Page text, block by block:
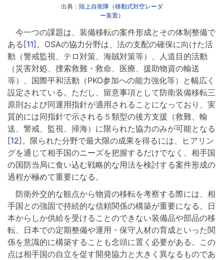
出典： 陸上自衛隊（移動式対空レーダ
ー装置）
今一つの課題は、装備移転の案件形成とその体制整備で
ある[11]。OSAの協力分野は、法の支配の確保に向けた活
動（警戒監視、テロ対策、海賊対策等）、人道目的活動
（災害対処、捜索救難・救命、医療、援助物資の輸送
等）、国際平和活動（PKO参加への能力強化等）と幅広く
設定されている。ただし、留意事項として防衛装備移転三
原則および同運用指針が適用されることになっており、実
質的には同指針で示される５類型の後方支援（救難、輸
送、警戒、監視、掃海）に限られた協力のみが可能となる
[12]。限られた分野で最大限の成果を得るには、ヒアリン
グを通じて相手国のニーズを把握するだけでなく、相手国
の国防当局に食い込む戦略的な用法を検討する案件形成の
過程が極めて重要になる。
防衛外交的な観点から物資の移転を考察する際には、相
手国との強固で持続的な信頼関係の構築が重要になる。日
本からしか供給を受けることのできない装備品や部品の移
転、日本での定期整備や運用・保守人材の育成といった関
係を意識的に構築することも念頭に置く必要がある。この
点は相手国の自立を促す開発協力と大きく異なるものであ